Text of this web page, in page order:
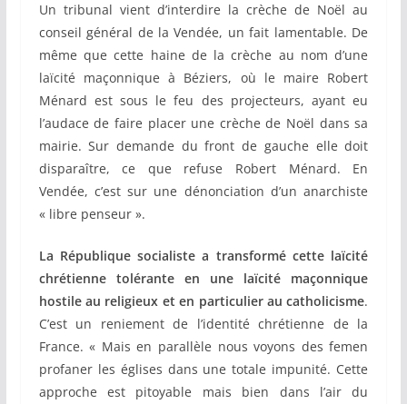
Un tribunal vient d’interdire la crèche de Noël au
conseil général de la Vendée, un fait lamentable. De
même que cette haine de la crèche au nom d’une
laïcité maçonnique à Béziers, où le maire Robert
Ménard est sous le feu des projecteurs, ayant eu
l’audace de faire placer une crèche de Noël dans sa
mairie. Sur demande du front de gauche elle doit
disparaître, ce que refuse Robert Ménard. En
Vendée, c’est sur une dénonciation d’un anarchiste
« libre penseur ».
La République socialiste a transformé cette laïcité
chrétienne tolérante en une laïcité maçonnique
hostile au religieux et en particulier au catholicisme.
C’est un reniement de l’identité chrétienne de la
France. « Mais en parallèle nous voyons des femen
profaner les églises dans une totale impunité. Cette
approche est pitoyable mais bien dans l’air du